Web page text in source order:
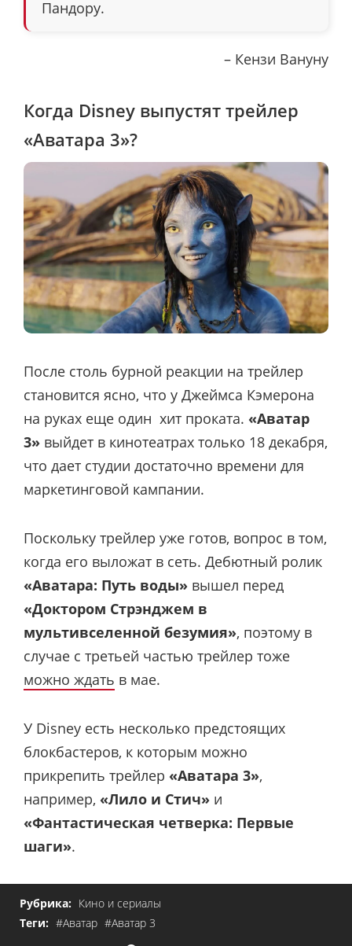
Пандору.
– Кензи Вануну
Когда Disney выпустят трейлер
«Аватара 3»?
После столь бурной реакции на трейлер
становится ясно, что у Джеймса Кэмерона
на руках еще один хит проката. «Аватар
3» выйдет в кинотеатрах только 18 декабря,
что дает студии достаточно времени для
маркетинговой кампании.
Поскольку трейлер уже готов, вопрос в том,
когда его выложат в сеть. Дебютный ролик
«Аватара: Путь воды» вышел перед
«Доктором Стрэнджем в
мультивселенной безумия», поэтому в
случае с третьей частью трейлер тоже
можно ждать в мае.
У Disney есть несколько предстоящих
блокбастеров, к которым можно
прикрепить трейлер «Аватара 3»,
например, «Лило и Стич» и
«Фантастическая четверка: Первые
шаги».
Рубрика: Кино и сериалы
Теги: #Аватар #Аватар 3